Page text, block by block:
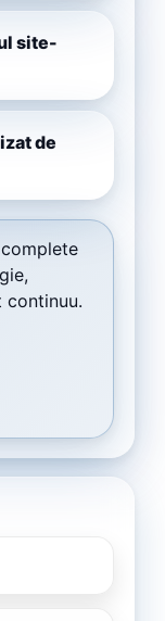
site-
de
continuu.